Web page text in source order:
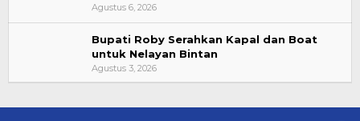
Agustus 6, 2026
Bupati Roby Serahkan Kapal dan Boat
untuk Nelayan Bintan
Agustus 3, 2026